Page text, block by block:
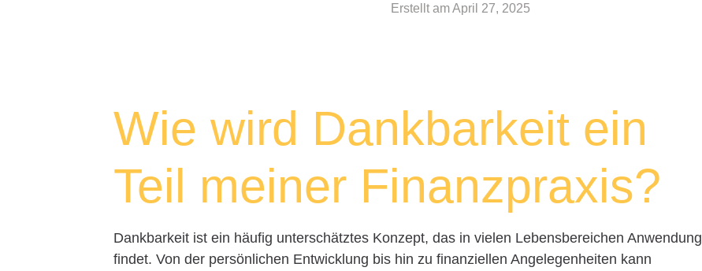
Erstellt amApril 27, 2025
Wie wird Dankbarkeit ein
Teil meiner Finanzpraxis?
Dankbarkeit ist ein häufig unterschätztes Konzept, das in vielen Lebensbereichen Anwendung
findet. Von der persönlichen Entwicklung bis hin zu finanziellen Angelegenheiten kann